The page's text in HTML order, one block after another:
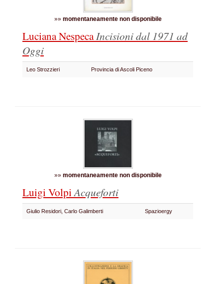
»» momentaneamente non disponibile
Luciana NespecaIncisioni dal 1971 ad
Oggi
Leo Strozzieri Provincia di Ascoli Piceno
»» momentaneamente non disponibile
Luigi VolpiAcqueforti
Giulio Residori, Carlo Galimberti Spazioergy